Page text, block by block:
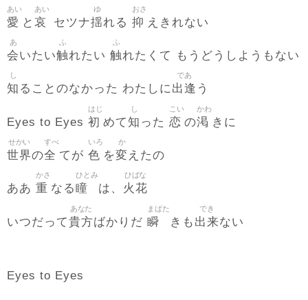
愛
あい
と 哀
あい
セツナ揺
ゆ
れる 抑
おさ
えきれない
会
あ
いたい触
ふ
れたい 触
ふ
れたくて もうどうしようもない
知
し
ることのなかった わたしに出逢
であ
う
Eyes to Eyes 初
はじ
めて知
し
った 恋
こい
の渇
かわ
きに
世界
せかい
の全
すべ
てが 色
いろ
を変
か
えたの
ああ 重
かさ
なる瞳
ひとみ
は、 火花
ひばな
いつだって貴方
あなた
ばかりだ 瞬
まばた
きも 出来
でき
ない
Eyes to Eyes